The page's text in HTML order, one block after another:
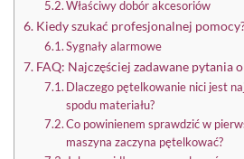
Właściwy dobór akcesoriów
Kiedy szukać profesjonalnej
Sygnały alarmowe
FAQ: Najczęściej zadawane pytania
Dlaczego pętelkowanie nici jest
spodu materiału?
Co powinienem sprawdzić w
maszyna zaczyna pętelkować?